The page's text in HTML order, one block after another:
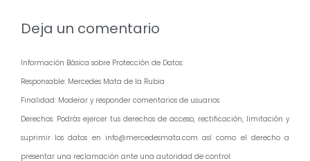
Deja un comentario
Información Básica sobre Protección de Datos:
Responsable: Mercedes Mata de la Rubia
Finalidad: Moderar y responder comentarios de usuarios
Derechos: Podrás ejercer tus derechos de acceso, rectificación, limitación y
suprimir los datos en info@mercedesmata.com así como el derecho a
presentar una reclamación ante una autoridad de control.